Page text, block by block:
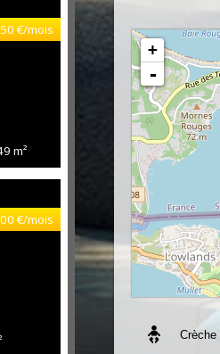
€/mois
m²
€/mois
+
-
Crèche